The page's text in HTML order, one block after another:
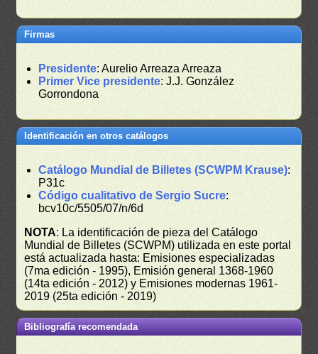
Firmas
Presidente: Aurelio Arreaza Arreaza
Primer Vice presidente: J.J. González
Gorrondona
Identificación en otros catálogos
Catálogo Mundial de Billetes (SCWPM Krause):
P31c
Código cualitativo de Sergio Sucre:
bcv10c/5505/07/n/6d
NOTA: La identificación de pieza del Catálogo
Mundial de Billetes (SCWPM) utilizada en este portal
está actualizada hasta: Emisiones especializadas
(7ma edición - 1995), Emisión general 1368-1960
(14ta edición - 2012) y Emisiones modernas 1961-
2019 (25ta edición - 2019)
Bibliografía recomendada